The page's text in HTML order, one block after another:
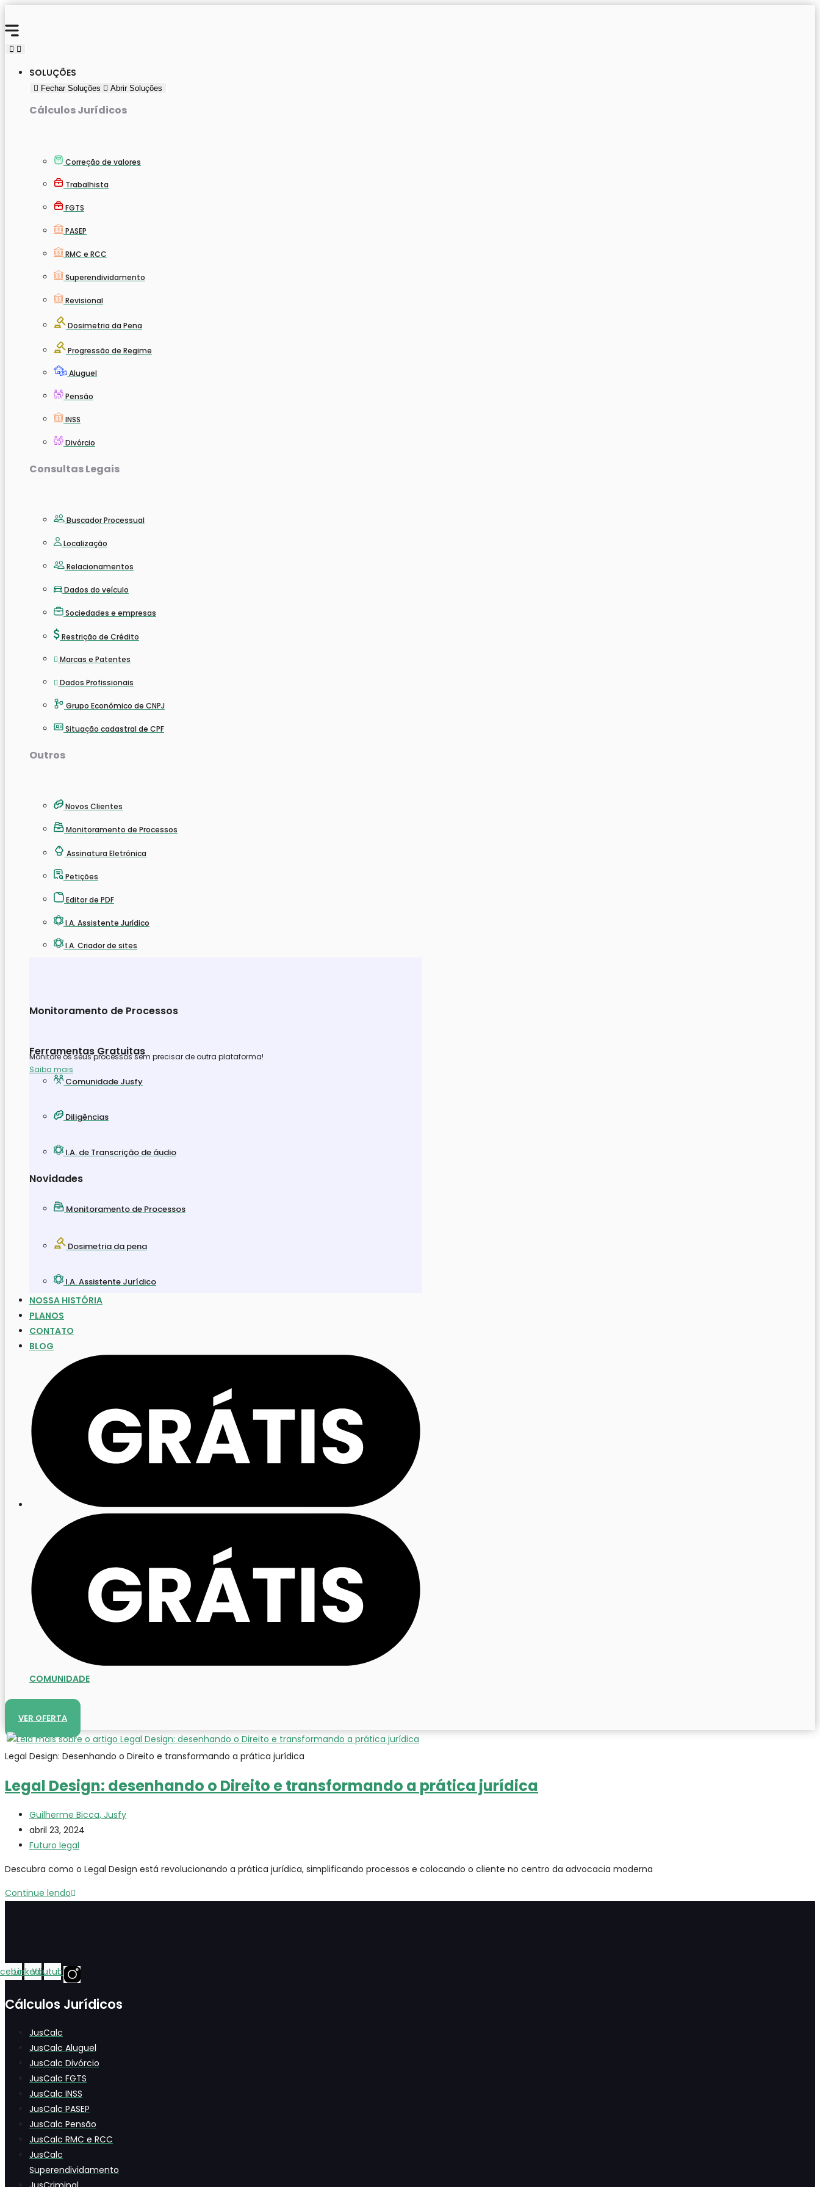
para
SOLUÇÕES
Fechar Soluções Abrir Soluções
Cálculos Jurídicos
Correção de valores
Trabalhista
FGTS
PASEP
RMC e RCC
Superendividamento
Revisional
Dosimetria da Pena
Progressão de Regime
Aluguel
Pensão
INSS
Divórcio
Consultas Legais
Buscador Processual
Localização
Relacionamentos
Dados do veículo
Sociedades e empresas
Restrição de Crédito
Marcas e Patentes
Dados Profissionais
Grupo Econômico de CNPJ
Situação cadastral de CPF
Outros
Novos Clientes
Monitoramento de Processos
Assinatura Eletrônica
Petições
Editor de PDF
I.A. Assistente Jurídico
I.A. Criador de sites
Monitoramento de Processos
Monitore os seus processos sem precisar de outra plataforma!
Saiba mais
Ferramentas Gratuitas
Comunidade Jusfy
Diligências
I.A. de Transcrição de áudio
Novidades
Monitoramento de Processos
Dosimetria da pena
I.A. Assistente Jurídico
NOSSA HISTÓRIA
PLANOS
CONTATO
BLOG
COMUNIDADE
VER OFERTA
Legal Design: Desenhando o Direito e transformando a prática jurídica
Legal Design: desenhando o Direito e transformando a prática jurídica
Autor
do
post:
Guilherme Bicca, Jusfy
Post
publicado:
abril 23, 2024
Categoria
post:
Futuro legal
Descubra como o Legal Design está revolucionando a prática jurídica, simplificando processos e colocando o cliente no centro da advocacia moderna
Continue lendoLegal
e
transformando
a
LinkedinYoutube
Cálculos Jurídicos
JusCalc
JusCalc Aluguel
JusCalc Divórcio
JusCalc FGTS
JusCalc INSS
JusCalc PASEP
JusCalc Pensão
JusCalc RMC e RCC
JusCalc
Superendividamento